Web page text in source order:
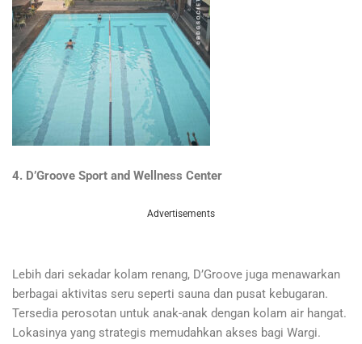
4. D’Groove Sport and Wellness Center
Advertisements
Lebih dari sekadar kolam renang, D’Groove juga menawarkan
berbagai aktivitas seru seperti sauna dan pusat kebugaran.
Tersedia perosotan untuk anak-anak dengan kolam air hangat.
Lokasinya yang strategis memudahkan akses bagi Wargi.